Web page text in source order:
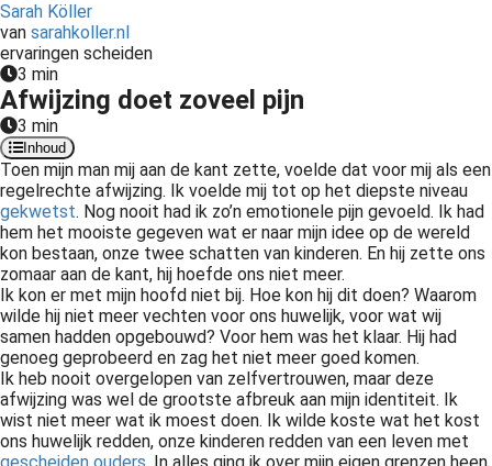
Sarah Köller
van sarahkoller.nl
ervaringen scheiden
3 min
Afwijzing doet zoveel pijn
3 min
Inhoud
Toen mijn man mij aan de kant zette, voelde dat voor mij als een
regelrechte afwijzing. Ik voelde mij tot op het diepste niveau
gekwetst. Nog nooit had ik zo’n emotionele pijn gevoeld. Ik had
hem het mooiste gegeven wat er naar mijn idee op de wereld
kon bestaan, onze twee schatten van kinderen. En hij zette ons
zomaar aan de kant, hij hoefde ons niet meer.
Ik kon er met mijn hoofd niet bij. Hoe kon hij dit doen? Waarom
wilde hij niet meer vechten voor ons huwelijk, voor wat wij
samen hadden opgebouwd? Voor hem was het klaar. Hij had
genoeg geprobeerd en zag het niet meer goed komen.
Ik heb nooit overgelopen van zelfvertrouwen, maar deze
afwijzing was wel de grootste afbreuk aan mijn identiteit. Ik
wist niet meer wat ik moest doen. Ik wilde koste wat het kost
ons huwelijk redden, onze kinderen redden van een leven met